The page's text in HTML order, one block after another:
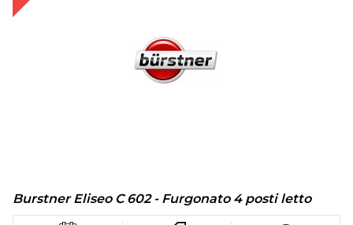
Burstner Eliseo C 602 - Furgonato 4 posti letto